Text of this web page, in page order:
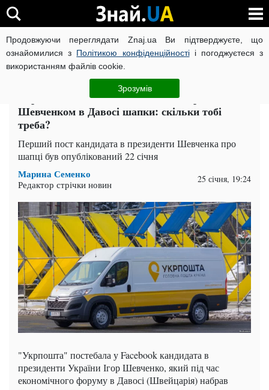
Продовжуючи переглядати Znaj.ua Ви підтверджуєте, що
ознайомилися з Політикою конфіденційностіі погоджуєтеся з
використанням файлів cookie.
Зрозумів
ВІЙНА РОСІЇ ПРОТИ УКРАЇНИ КОРОНАВІРУС В УКРАЇНІ
Суспільство ЧИТАТЬ НА РУССКОМ
Укрпошта пообіцяла доставити накрадені
Шевченком в Давосі шапки: скільки тобі
треба?
Перший пост кандидата в президенти Шевченка про
шапці був опублікований 22 січня
Марина Семенко
Редактор стрічки новин 25 січня, 19:24
"Укрпошта" постебала у Facebook кандидата в
президенти України Ігор Шевченко, який під час
економічного форуму в Давосі (Швейцарія) набрав